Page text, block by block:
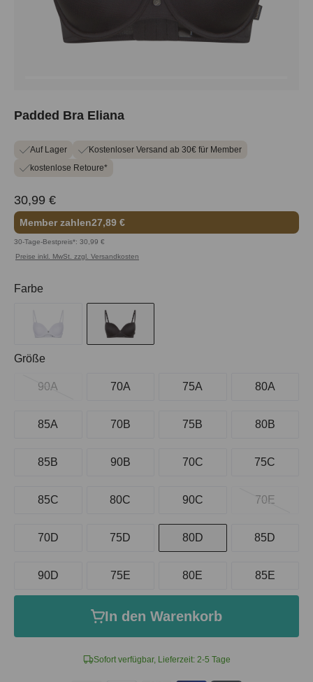
Padded Bra Eliana
Auf Lager
Kostenloser Versand ab 30€ für Member
kostenlose Retoure*
30,99 €
Member zahlen27,89 €
30-Tage-Bestpreis*: 30,99 €
Preise inkl. MwSt. zzgl. Versandkosten
Sofort verfügbar, Lieferzeit: 2-5 Tage
Farbe
Größe
90A 70A 75A 80A
85A 70B 75B 80B
85B 90B 70C 75C
85C 80C 90C 70E
70D 75D 80D 85D
90D 75E 80E 85E
In den Warenkorb